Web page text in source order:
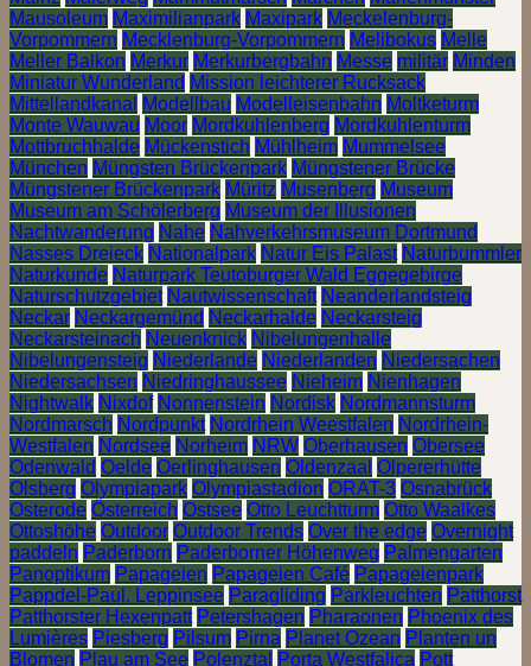
Mausoleum Maximilianpark Maxipark Meckelenburg-
Vorpommern Mecklenburg-Vorpommern Melibokus Melle
Meller Balkon Merkur Merkurbergbahn Messe militär Minden
Miniatur Wunderland Mission leichterer Rucksack
Mittellandkanal
Modellbau Modelleisenbahn Moltketurm
Monte Wauwau Moor Mordkuhlenberg Mordkuhlenturm
Mottbruchhalde Mückenstich Mühlheim Mummelsee
München Müngsten Brückenpark Müngstener Brücke
Müngstener Brückenpark Müritz Musenberg Museum
Museum am Schölerberg Museum der Illusionen
Nachtwanderung Nahe Nahverkehrsmuseum Dortmund
Nasses Dreieck Nationalpark Natur Eis Palast Naturbummler
Naturkunde Naturpark Teutoburger Wald Eggegebirge
Naturschutzgebiet Nautwissenschaft Neanderlandsteig
Neckar Neckargemünd Neckarhalde Neckarsteig
Neckarsteinach Neuenknick Nibelungenhalle
Nibelungensteig Niederlande Niederlanden Niedersachen
Niedersachsen Niedringhaussee Nieheim Nienhagen
Nightwalk Nixdof Nonnenstein Nordisk Nordmannsturm
Nordmarsch Nordpunkt Nordrhein Weestfalen Nordrhein-
Westfalen Nordsee Norheim NRW Oberhausen Obersee
Odenwald Oelde Oerlinghausen Oldenzaal Olpererhütte
Olsberg Olympiapark Olympiastadion ORAT-3 Osnabrück
Osterode Österreich Ostsee Otto Leuchtturm Otto Waalkes
Ottoshöhe Outdoor Outdoor Trends Over the edge Overnight
paddeln Paderborn Paderborner Höhenweg Palmengarten
Panoptikum Papageien Papageien Café Papageienpark
Pappdel-Paul. Leppinsee Paragliding Parkleuchten Patthorst
Patthorster Hexenpatt Petershagen Pharaonen Phoenix des
Lumières Piesberg Pilsum Pirna Planet Ozean Planten un
Blomen Plau am See Polenztal Porta Westfalica Pott